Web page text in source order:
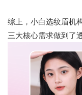
综上，小白选纹眉机
三大核心需求做到了